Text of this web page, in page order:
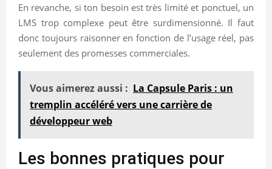
En revanche, si ton besoin est très limité et ponctuel, un
LMS trop complexe peut être surdimensionné. Il faut
donc toujours raisonner en fonction de l’usage réel, pas
seulement des promesses commerciales.
Vous aimerez aussi : La Capsule Paris : un
tremplin accéléré vers une carrière de
développeur web
Les bonnes pratiques pour